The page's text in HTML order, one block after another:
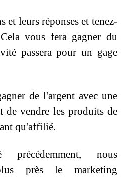
et leurs réponses et tenez-
vous fera gagner du
passera pour un gage
de l'argent avec une
de vendre les produits de
qu'affilié.
précédemment, nous
près le marketing